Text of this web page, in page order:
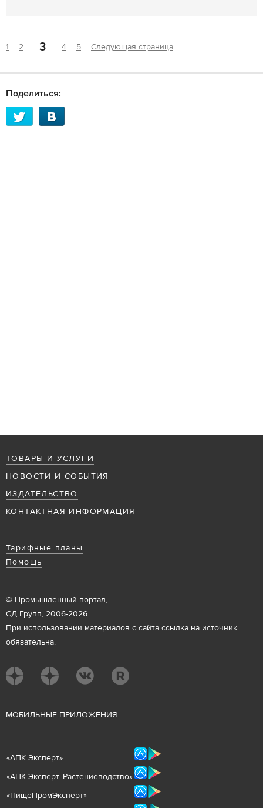
1 2 3 4 5 Следующая страница
Поделиться:
ТОВАРЫ И УСЛУГИ
НОВОСТИ И СОБЫТИЯ
ИЗДАТЕЛЬСТВО
КОНТАКТНАЯ ИНФОРМАЦИЯ
Тарифные планы
Помощь
© Промышленный портал,
СД Групп, 2006-2026.
При использовании материалов с сайта ссылка на источник
обязательна.
МОБИЛЬНЫЕ ПРИЛОЖЕНИЯ
«АПК Эксперт»
«АПК Эксперт. Растениеводство»
«ПищеПромЭксперт»